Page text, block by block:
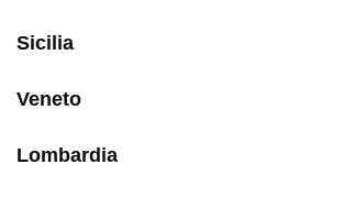
Sicilia
Veneto
Lombardia